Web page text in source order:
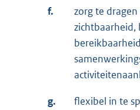
f.
zorg te
zichtbaarheid,
g.
flexibel in te